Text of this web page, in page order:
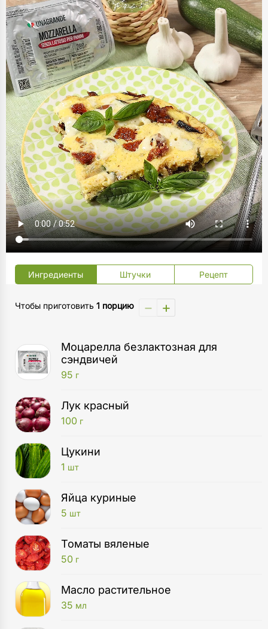
Ингредиенты Штучки Рецепт
Чтобы приготовить 1 порцию − +
Моцарелла безлактозная для
сэндвичей
95 г
Лук красный
100 г
Цукини
1 шт
Яйца куриные
5 шт
Томаты вяленые
50 г
Масло растительное
35 мл